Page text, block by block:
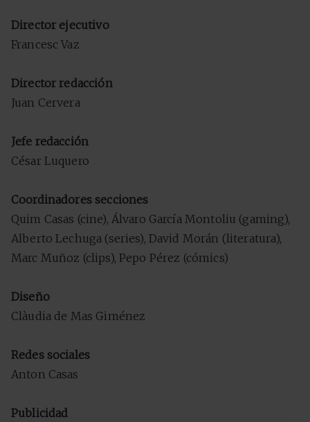
Director ejecutivo
Francesc Vaz
Director redacción
Juan Cervera
Jefe redacción
César Luquero
Coordinadores secciones
Quim Casas (cine), Álvaro García Montoliu (gaming),
Alberto Lechuga (series), David Morán (literatura),
Marc Muñoz (clips), Pepo Pérez (cómics)
Diseño
Clàudia de Mas Giménez
Redes sociales
Anton Casas
Publicidad